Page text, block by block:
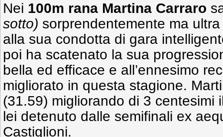
Nei 100m rana Martina Carraro
sotto) sorprendentemente ma
alla sua condotta di gara
poi ha scatenato la sua
bella ed efficace e all’ennesimo
migliorato in questa stagione.
(31.59) migliorando di 3 centesimi
lei detenuto dalle semifinali ex
Castiglioni.